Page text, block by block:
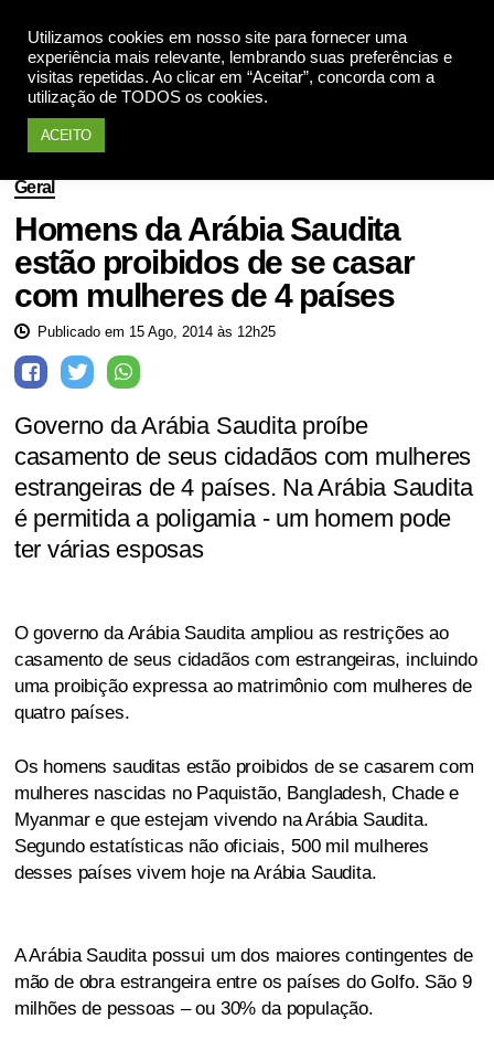
Utilizamos cookies em nosso site para fornecer uma
experiência mais relevante, lembrando suas preferências e
visitas repetidas. Ao clicar em “Aceitar”, concorda com a
utilização de TODOS os cookies.
ACEITO
Geral
Homens da Arábia Saudita
estão proibidos de se casar
com mulheres de 4 países
Publicado em 15 Ago, 2014 às 12h25
Governo da Arábia Saudita proíbe
casamento de seus cidadãos com mulheres
estrangeiras de 4 países. Na Arábia Saudita
é permitida a poligamia - um homem pode
ter várias esposas
O governo da Arábia Saudita ampliou as restrições ao
casamento de seus cidadãos com estrangeiras, incluindo
uma proibição expressa ao matrimônio com mulheres de
quatro países.
Os homens sauditas estão proibidos de se casarem com
mulheres nascidas no Paquistão, Bangladesh, Chade e
Myanmar e que estejam vivendo na Arábia Saudita.
Segundo estatísticas não oficiais, 500 mil mulheres
desses países vivem hoje na Arábia Saudita.
A Arábia Saudita possui um dos maiores contingentes de
mão de obra estrangeira entre os países do Golfo. São 9
milhões de pessoas – ou 30% da população.